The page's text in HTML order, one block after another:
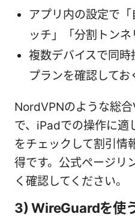
アプリ内の設定で
ッチ」「分割トン
複数デバイスで同時
プランを確認してお
NordVPNのような総
で、iPadでの操作に適
をチェックして割引情
得です。公式ページリ
く確認してください。
3) WireGuardを使